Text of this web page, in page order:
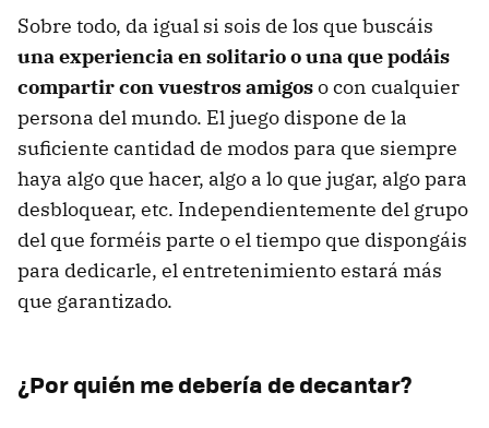
Sobre todo, da igual si sois de los que buscáis
una experiencia en solitario o una que podáis
compartir con vuestros amigoso con cualquier
persona del mundo. El juego dispone de la
suficiente cantidad de modos para que siempre
haya algo que hacer, algo a lo que jugar, algo para
desbloquear, etc. Independientemente del grupo
del que forméis parte o el tiempo que dispongáis
para dedicarle, el entretenimiento estará más
que garantizado.
¿Por quién me debería de decantar?